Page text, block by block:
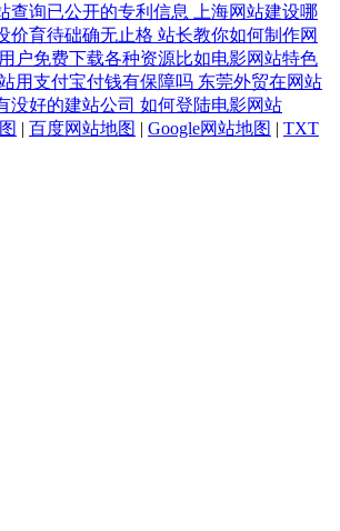
查询已公开的专利信息
上海网站建设哪
价育待础确无止格 站长教你如何制作网
户免费下载各种资源比如电影网站特色
用支付宝付钱有保障吗 东莞外贸在网站
没好的建站公司 如何登陆电影网站
| 百度网站地图 | Google网站地图 | TXT